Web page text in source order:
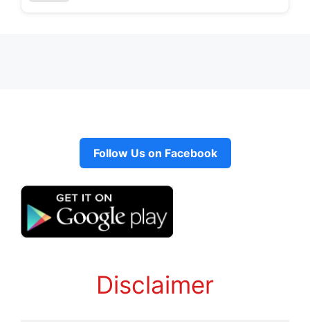
Follow Us on Facebook
Disclaimer